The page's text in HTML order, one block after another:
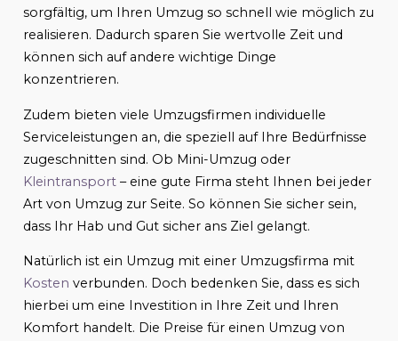
sorgfältig, um Ihren Umzug so schnell wie möglich zu
realisieren. Dadurch sparen Sie wertvolle Zeit und
können sich auf andere wichtige Dinge
konzentrieren.
Zudem bieten viele Umzugsfirmen individuelle
Serviceleistungen an, die speziell auf Ihre Bedürfnisse
zugeschnitten sind. Ob Mini-Umzug oder
Kleintransport– eine gute Firma steht Ihnen bei jeder
Art von Umzug zur Seite. So können Sie sicher sein,
dass Ihr Hab und Gut sicher ans Ziel gelangt.
Natürlich ist ein Umzug mit einer Umzugsfirma mit
Kosten verbunden. Doch bedenken Sie, dass es sich
hierbei um eine Investition in Ihre Zeit und Ihren
Komfort handelt. Die Preise für einen Umzug von